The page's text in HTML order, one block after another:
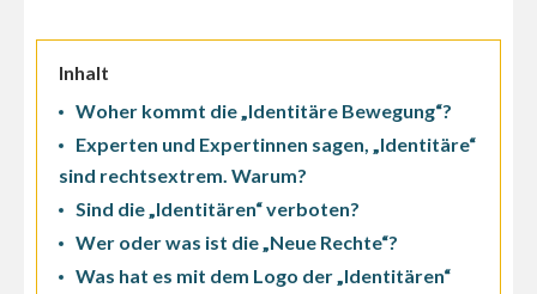
Inhalt
Woher kommt die „Identitäre Bewegung“?
Experten und Expertinnen sagen, „Identitäre“
sind rechtsextrem. Warum?
Sind die „Identitären“ verboten?
Wer oder was ist die „Neue Rechte“?
Was hat es mit dem Logo der „Identitären“